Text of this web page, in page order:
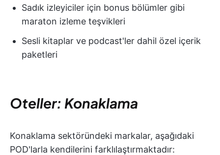
Sadık izleyiciler için bonus bölümler gibi
maraton izleme teşvikleri
Sesli kitaplar ve podcast'ler dahil özel içerik
paketleri
Oteller: Konaklama
Konaklama sektöründeki markalar, aşağıdaki
POD'larla kendilerini farklılaştırmaktadır: